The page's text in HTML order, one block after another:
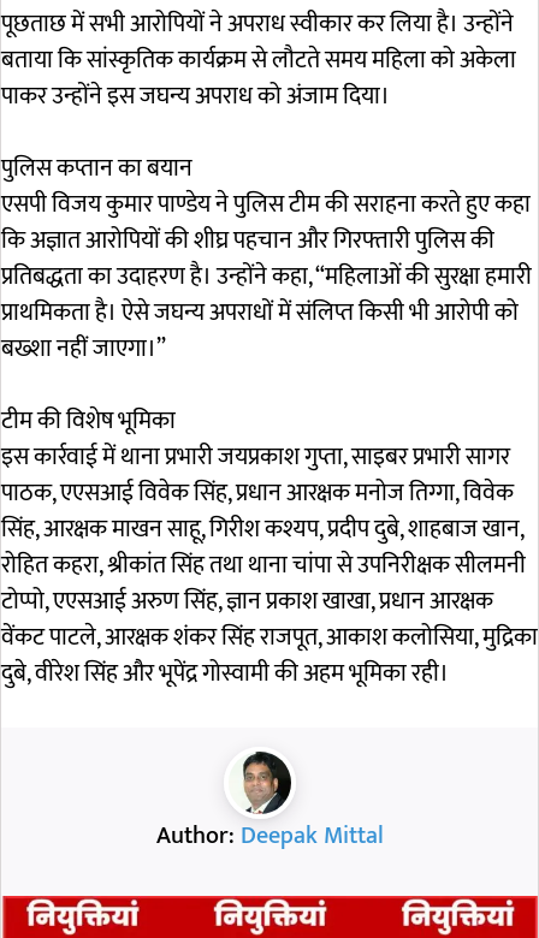
पूछताछ में सभी आरोपियों ने अपराध स्वीकार कर लिया है। उन्होंने
बताया कि सांस्कृतिक कार्यक्रम से लौटते समय महिला को अकेला
पाकर उन्होंने इस जघन्य अपराध को अंजाम दिया।
पुलिस कप्तान का बयान
एसपी विजय कुमार पाण्डेय ने पुलिस टीम की सराहना करते हुए कहा
कि अज्ञात आरोपियों की शीघ्र पहचान और गिरफ्तारी पुलिस की
प्रतिबद्धता का उदाहरण है। उन्होंने कहा, “महिलाओं की सुरक्षा हमारी
प्राथमिकता है। ऐसे जघन्य अपराधों में संलिप्त किसी भी आरोपी को
बख्शा नहीं जाएगा।”
टीम की विशेष भूमिका
इस कार्रवाई में थाना प्रभारी जयप्रकाश गुप्ता, साइबर प्रभारी सागर
पाठक, एएसआई विवेक सिंह, प्रधान आरक्षक मनोज तिग्गा, विवेक
सिंह, आरक्षक माखन साहू, गिरीश कश्यप, प्रदीप दुबे, शाहबाज खान,
रोहित कहरा, श्रीकांत सिंह तथा थाना चांपा से उपनिरीक्षक सीलमनी
टोप्पो, एएसआई अरुण सिंह, ज्ञान प्रकाश खाखा, प्रधान आरक्षक
वेंकट पाटले, आरक्षक शंकर सिंह राजपूत, आकाश कलोसिया, मुद्रिका
दुबे, वीरेश सिंह और भूपेंद्र गोस्वामी की अहम भूमिका रही।
Author: Deepak Mittal